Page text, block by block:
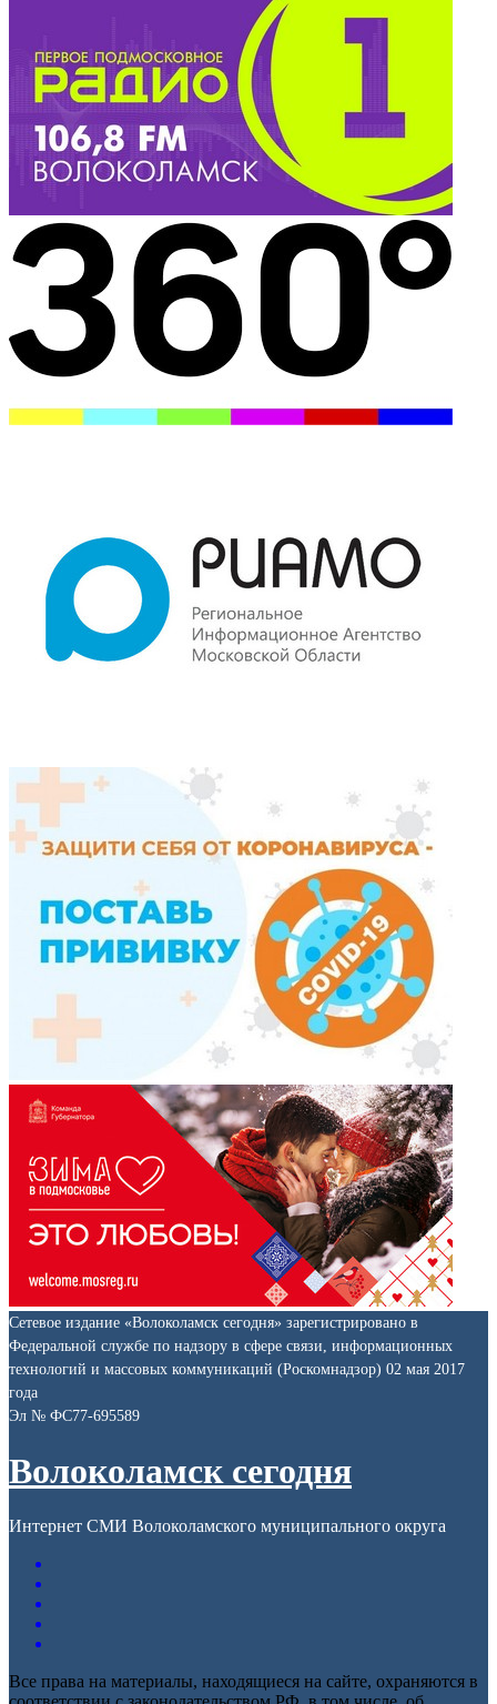
Сетевое издание «Волоколамск сегодня» зарегистрировано в
Федеральной службе по надзору в сфере связи, информационных
технологий и массовых коммуникаций (Роскомнадзор) 02 мая 2017
года
Эл № ФС77-695589
Волоколамск сегодня
Интернет СМИ Волоколамского муниципального округа
Все права на материалы, находящиеся на сайте, охраняются в